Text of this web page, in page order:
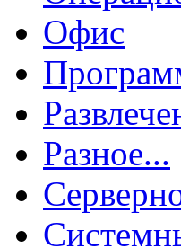
Офис
Разное...